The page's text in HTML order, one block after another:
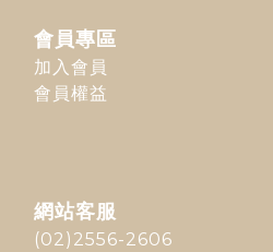
會員專區
加入會員
會員權益
網站客服
(02)2556-2606